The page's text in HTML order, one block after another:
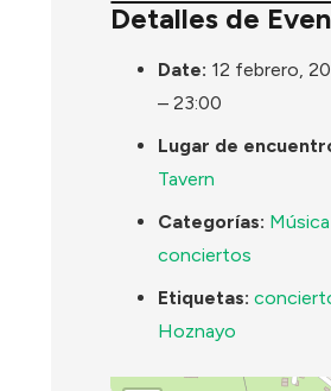
Detalles de
Date: 12 febrero,
–23:00
Lugar de
Tavern
Categorías:
conciertos
Etiquetas:
Hoznayo